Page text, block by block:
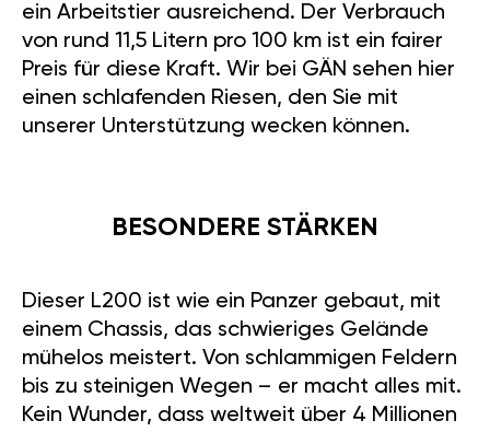
ein Arbeitstier ausreichend. Der Verbrauch
von rund 11,5 Litern pro 100 km ist ein fairer
Preis für diese Kraft. Wir bei GÄN sehen hier
einen schlafenden Riesen, den Sie mit
unserer Unterstützung wecken können.
BESONDERE STÄRKEN
Dieser L200 ist wie ein Panzer gebaut, mit
einem Chassis, das schwieriges Gelände
mühelos meistert. Von schlammigen Feldern
bis zu steinigen Wegen – er macht alles mit.
Kein Wunder, dass weltweit über 4 Millionen